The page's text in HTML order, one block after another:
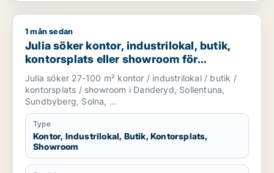
Julia söker kontor, industrilokal, butik, kontorsplats eller
1 mån sedan
Julia söker kontor, industrilokal, butik,
kontorsplats eller showroom för
uthyrning i Danderyd, Sollentuna eller
Sundbyberg m.fl.
Julia söker 27-100 m² kontor / industrilokal / butik /
kontorsplats / showroom i Danderyd, Sollentuna,
Sundbyberg, Solna, ...
Type
Kontor, Industrilokal, Butik, Kontorsplats,
Showroom